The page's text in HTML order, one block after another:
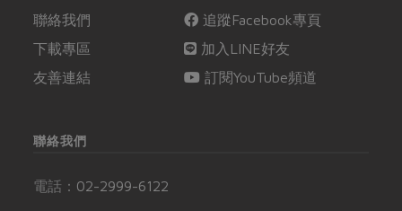
聯絡我們
下載專區
友善連結
追蹤Facebook專頁
加入LINE好友
訂閱YouTube頻道
聯絡我們
電話： 02-2999-6122